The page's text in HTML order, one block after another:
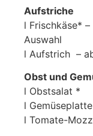
Aufstriche
l Frischkäse*
Auswahl
l Aufstrich –
Obst und
l Obstsalat *
l
l Tomate-